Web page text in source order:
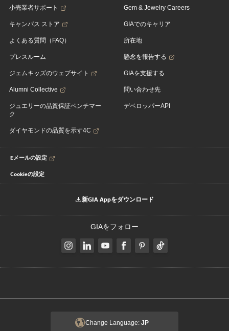
小売業者サポート
キャンパス ストア
よくある質問（FAQ）
プレスルーム
ジェムキッズのウェブサイト
Alumni Collective
ジュエリーの品質保証ベンチマー
ク
ダイヤモンドの品質を示す4C
Gem & Jewelry Careers
GIAでのキャリア
所在地
懸念を報告する
GIAを支援する
問い合わせ先
デベロッパーAPI
Eメールの設定
Cookieの設定
新GIA Appをダウンロード
GIAをフォロー
Change Language: JP